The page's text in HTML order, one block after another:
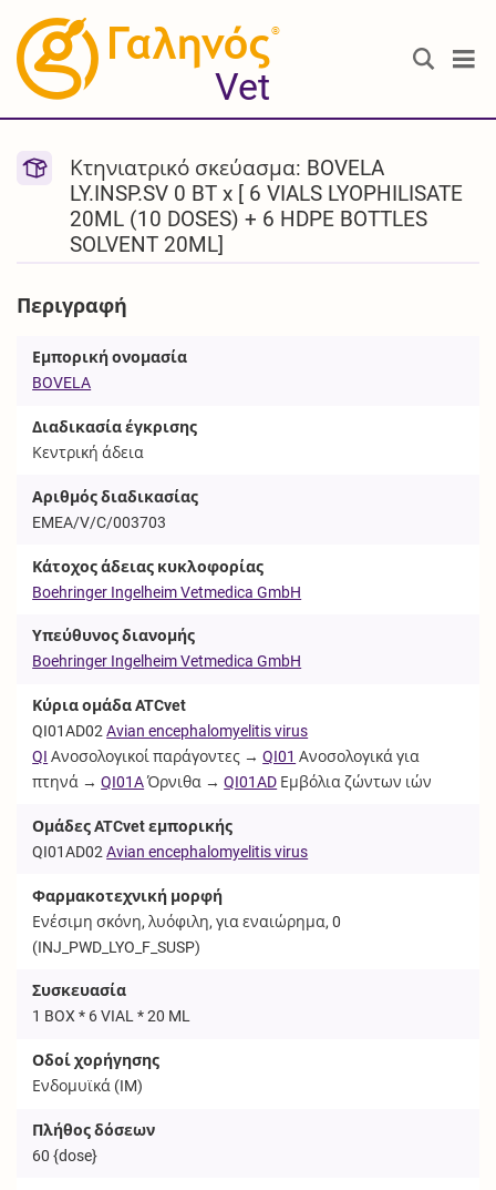
®
Vet
Κτηνιατρικό σκεύασμα: BOVELA
LY.INSP.SV 0 BT x [ 6 VIALS LYOPHILISATE
20ML (10 DOSES) + 6 HDPE BOTTLES
SOLVENT 20ML]
Περιγραφή
Εμπορική ονομασία
BOVELA
Διαδικασία έγκρισης
Κεντρική άδεια
Αριθμός διαδικασίας
EMEA/V/C/003703
Κάτοχος άδειας κυκλοφορίας
Boehringer Ingelheim Vetmedica GmbH
Υπεύθυνος διανομής
Boehringer Ingelheim Vetmedica GmbH
Κύρια ομάδα ATCvet
QI01AD02 Avian encephalomyelitis virus
QI Ανοσολογικοί παράγοντες →QI01 Ανοσολογικά για
πτηνά →QI01AΌρνιθα →QI01AD Εμβόλια ζώντων ιών
Ομάδες ATCvet εμπορικής
QI01AD02 Avian encephalomyelitis virus
Φαρμακοτεχνική μορφή
Ενέσιμη σκόνη, λυόφιλη, για εναιώρημα, 0
(INJ_PWD_LYO_F_SUSP)
Συσκευασία
1 BOX * 6 VIAL * 20 ML
Οδοί χορήγησης
Ενδομυϊκά (IM)
Πλήθος δόσεων
60{dose}